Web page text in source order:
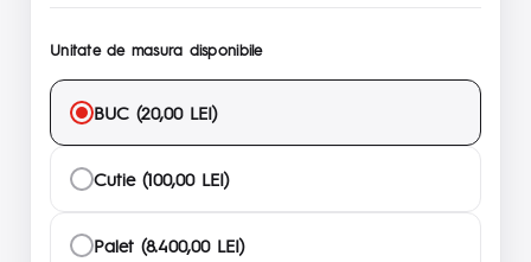
Unitate de masura disponibile
BUC (20,00 LEI)
Cutie (100,00 LEI)
Palet (8.400,00 LEI)